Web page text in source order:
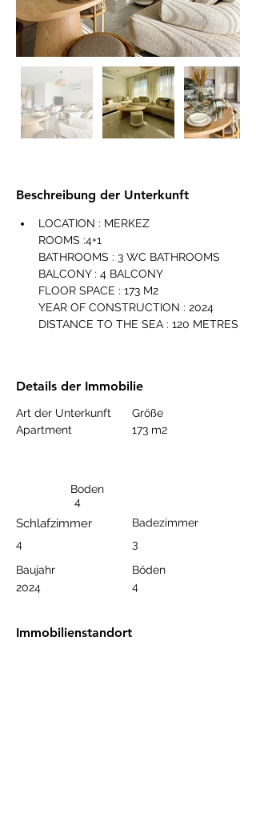
Beschreibung der Unterkunft
LOCATION : MERKEZ
ROOMS :4+1
BATHROOMS : 3 WC BATHROOMS
BALCONY : 4 BALCONY
FLOOR SPACE : 173 M2
YEAR OF CONSTRUCTION : 2024
DISTANCE TO THE SEA : 120 METRES
Details der Immobilie
Art der Unterkunft
Apartment
Größe
173 m2
Boden
4
Schlafzimmer
4
Baujahr
2024
Badezimmer
3
Böden
4
Immobilienstandort